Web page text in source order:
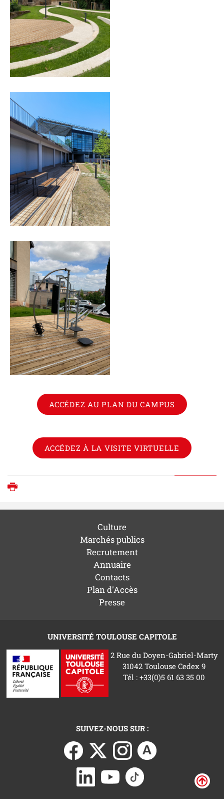
ACCÉDEZ AU PLAN DU CAMPUS
ACCÉDEZ À LA VISITE VIRTUELLE
Culture
Marchés publics
Recrutement
Annuaire
Contacts
Plan d'Accès
Presse
UNIVERSITÉ TOULOUSE CAPITOLE
2 Rue du Doyen-Gabriel-Marty
31042 Toulouse Cedex 9
Tél : +33(0)5 61 63 35 00
SUIVEZ-NOUS SUR :